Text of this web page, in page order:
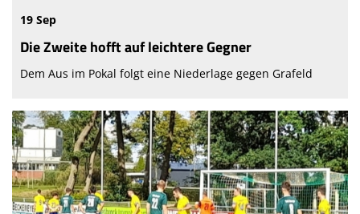
19 Sep
Die Zweite hofft auf leichtere Gegner
Dem Aus im Pokal folgt eine Niederlage gegen Grafeld